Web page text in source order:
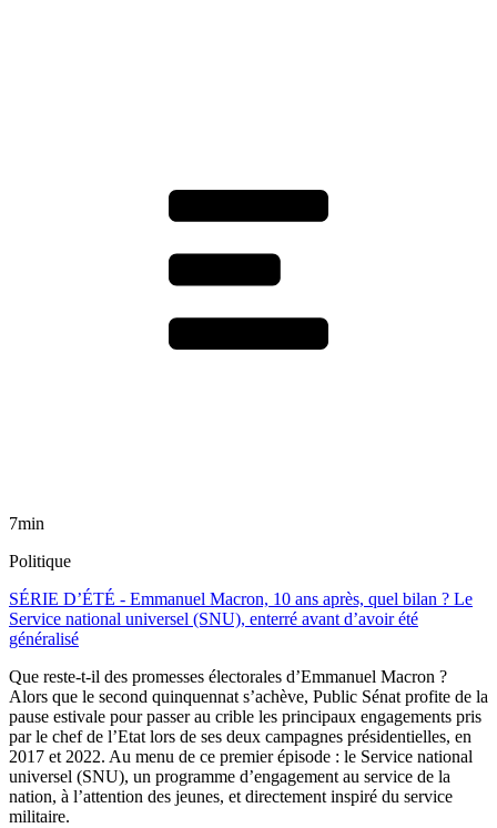
7min
Politique
SÉRIE D’ÉTÉ - Emmanuel Macron, 10 ans après, quel bilan ? Le
Service national universel (SNU), enterré avant d’avoir été
généralisé
Que reste-t-il des promesses électorales d’Emmanuel Macron ?
Alors que le second quinquennat s’achève, Public Sénat profite de la
pause estivale pour passer au crible les principaux engagements pris
par le chef de l’Etat lors de ses deux campagnes présidentielles, en
2017 et 2022. Au menu de ce premier épisode : le Service national
universel (SNU), un programme d’engagement au service de la
nation, à l’attention des jeunes, et directement inspiré du service
militaire.